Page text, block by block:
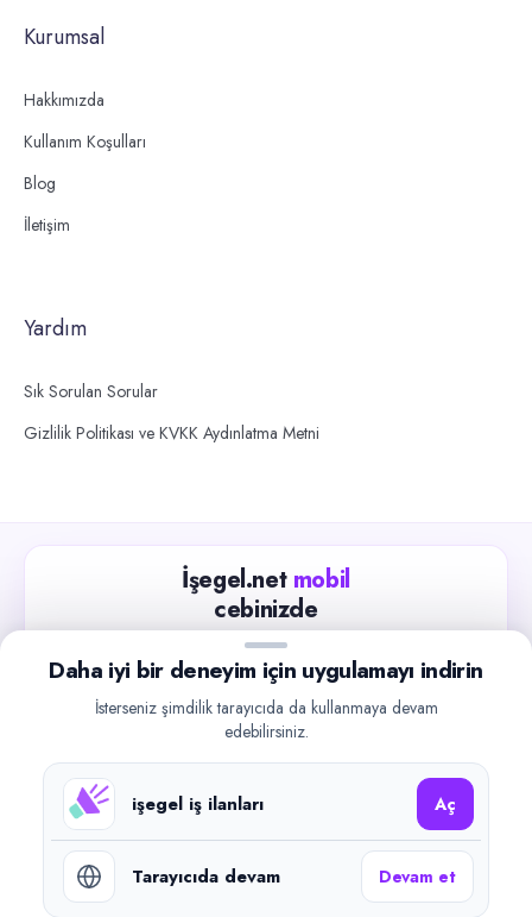
Kurumsal
Hakkımızda
Kullanım Koşulları
Blog
İletişim
Yardım
Sık Sorulan Sorular
Gizlilik Politikası ve KVKK Aydınlatma Metni
İşegel.net mobil
cebinizde
Güncel iş ilanlarını takip edin, işverenlerle hızlıca
iletişime geçin.
Google Play
©2026işegel.net. Tüm hakları saklıdır.
Daha iyi bir deneyim için uygulamayı indirin
İsterseniz şimdilik tarayıcıda da kullanmaya devam
edebilirsiniz.
işegel iş ilanları Aç
Tarayıcıda devam Devam et